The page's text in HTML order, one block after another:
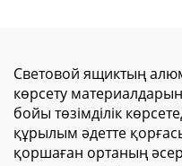
мата жарық жәшігі
Световой ящиктың
көрсету
бойы төзімділік
құрылым әдетте
қоршаған ортаның